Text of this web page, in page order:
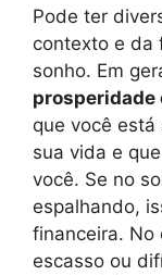
Pode ter
contexto e da
sonho. Em
prosperidade
que você
sua vida e
você. Se no
espalhando,
financeira. No
escasso ou